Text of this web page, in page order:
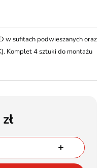
w sufitach podwieszanych oraz
Komplet 4 sztuki do montażu